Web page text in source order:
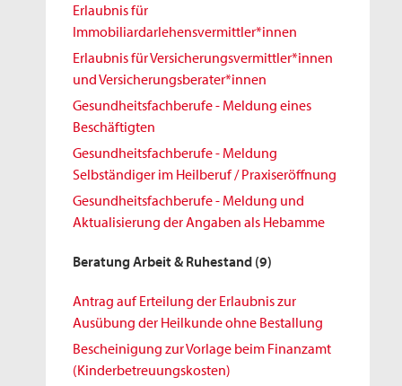
Erlaubnis für
Immobiliardarlehensvermittler*innen
Erlaubnis für Versicherungsvermittler*innen
und Versicherungsberater*innen
Gesundheitsfachberufe - Meldung eines
Beschäftigten
Gesundheitsfachberufe - Meldung
Selbständiger im Heilberuf / Praxiseröffnung
Gesundheitsfachberufe - Meldung und
Aktualisierung der Angaben als Hebamme
Beratung Arbeit & Ruhestand (9)
Antrag auf Erteilung der Erlaubnis zur
Ausübung der Heilkunde ohne Bestallung
Bescheinigung zur Vorlage beim Finanzamt
(Kinderbetreuungskosten)